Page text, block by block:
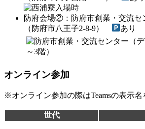
防府会場② ：防府市創業・交流
（防府市八王子2-8-9）
あり
オンライン参加
※オンライン参加の際はTeamsの表示
世代